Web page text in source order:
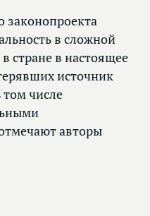
законопроекта
в сложной
стране в настоящее
источник
числе
авторы